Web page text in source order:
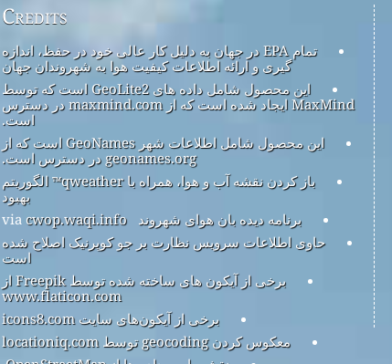
Credits
تمام EPA در جهان به دلیل کار عالی خود در حفظ، اندازه
گیری و ارائه اطلاعات کیفیت هوا به شهروندان جهان
این محصول شامل داده های GeoLite2 است که توسط
MaxMind ایجاد شده است که از maxmind.com در دسترس
است.
این محصول شامل اطلاعات شهر GeoNames است که از
geonames.org در دسترس است.
باز کردن نقشه آب و هوا، همراه با qweather™ الگوریتم
بهبود
برنامه دیده بان هوای شهروند
cwop.waqi.info
حاوی اطلاعات سرویس نظارت بر جو کوپرنیک اصلاح شده
است
برخی از آیکون های ساخته شده توسط Freepik از
www.flaticon.com
برخی از آیکون‌های سایت icons8.com
معکوس کردن geocoding توسط locationiq.com